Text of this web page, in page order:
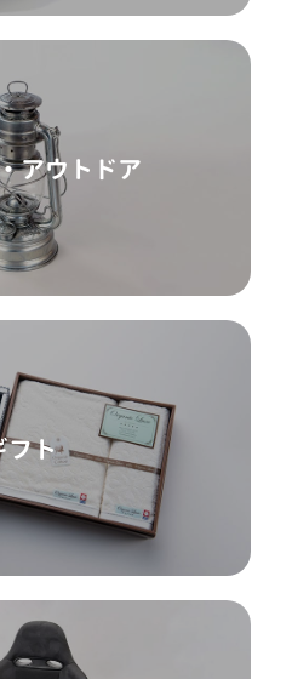
アウトドア
フト